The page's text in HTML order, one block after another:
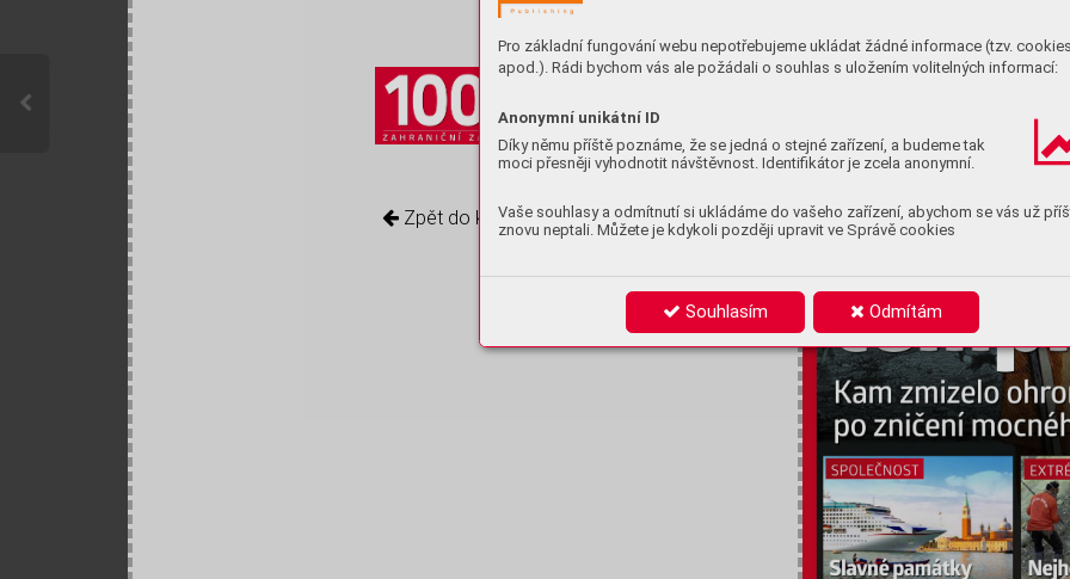
Pro základní fungování webu nepotřebujeme ukládat žádné informace (tzv.
apod.). Rádi bychom vás ale požádali o souhlas s uložením volitelných informací:
Anonymní unikátní ID
Díky němu příště poznáme, že se jedná o stejné zařízení, a budeme tak
moci přesněji vyhodnotit návštěvnost. Identifikátor je zcela anonymní.
Vaše souhlasy a odmítnutí si ukládáme do vašeho zařízení, abychom se vás už
znovu neptali. Můžete je kdykoli později upravit ve Správě cookies
Souhlasím Odmítám
Zpět do knihovny